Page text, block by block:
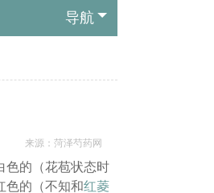
导航
来源：菏泽芍药网
色的（花苞状态时
色的（不知和红菱